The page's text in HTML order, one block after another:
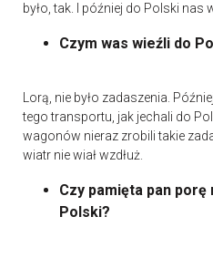
było, tak. I później do Polski nas
Czym was wieźli do
Lorą, nie było zadaszenia.
tego transportu, jak jechali do
wagonów nieraz zrobili takie
wiatr nie wiał wzdłuż.
Czy pamięta pan
Polski?